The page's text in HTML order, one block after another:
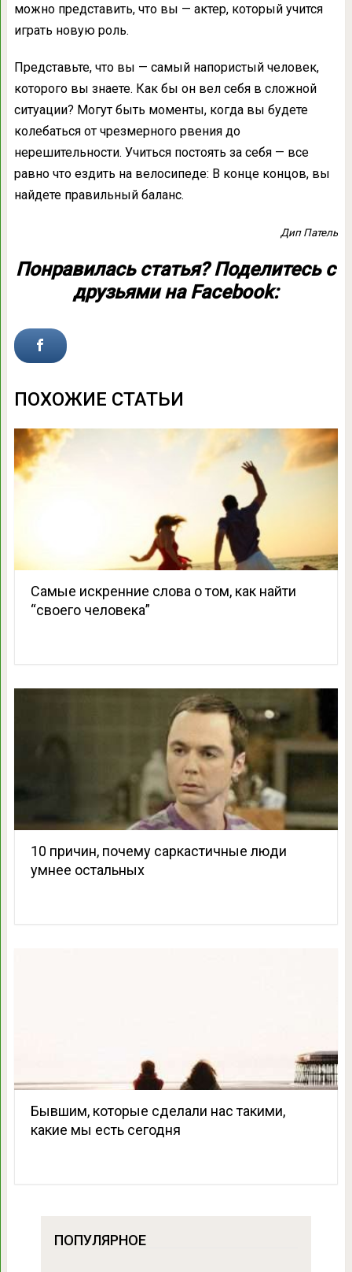
можно представить, что вы — актер, который учится
играть новую роль.
Представьте, что вы — самый напористый человек,
которого вы знаете. Как бы он вел себя в сложной
ситуации? Могут быть моменты, когда вы будете
колебаться от чрезмерного рвения до
нерешительности. Учиться постоять за себя — все
равно что ездить на велосипеде: В конце концов, вы
найдете правильный баланс.
Дип Патель
Понравилась статья? Поделитесь с
друзьями на Facebook:
ПОХОЖИЕ СТАТЬИ
Самые искренние слова о том, как найти
“своего человека”
10 причин, почему саркастичные люди
умнее остальных
Бывшим, которые сделали нас такими,
какие мы есть сегодня
ПОПУЛЯРНОЕ